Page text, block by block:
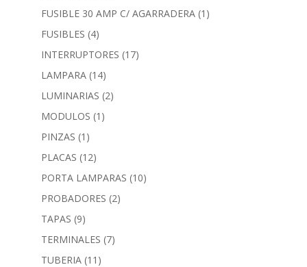
FUSIBLE 30 AMP C/ AGARRADERA (1)
FUSIBLES (4)
INTERRUPTORES (17)
LAMPARA (14)
LUMINARIAS (2)
MODULOS (1)
PINZAS (1)
PLACAS (12)
PORTA LAMPARAS (10)
PROBADORES (2)
TAPAS (9)
TERMINALES (7)
TUBERIA (11)